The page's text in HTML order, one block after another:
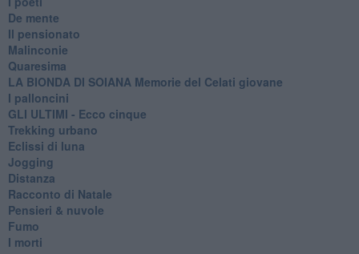
De mente
Il pensionato
Malinconie
Quaresima
LA BIONDA DI SOIANA Memorie del Celati giovane
I palloncini
GLI ULTIMI - Ecco cinque
Trekking urbano
Eclissi di luna
Jogging
Distanza
Racconto di Natale
Pensieri & nuvole
Fumo
I morti